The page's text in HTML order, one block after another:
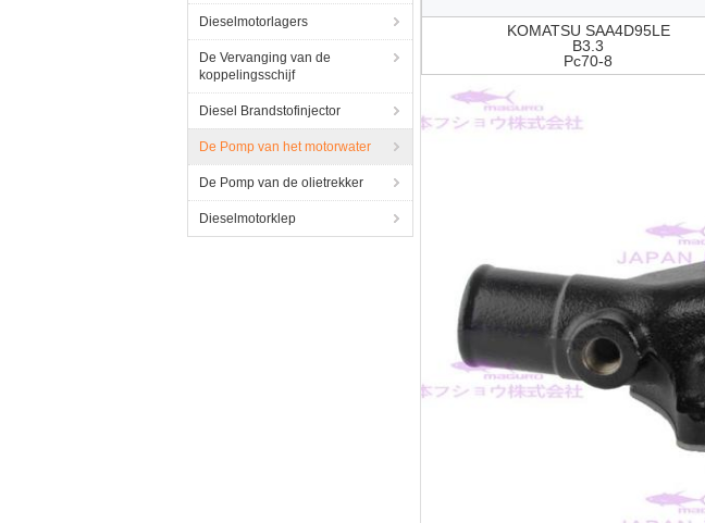
Dieselmotorlagers
De Vervanging van de
koppelingsschijf
Diesel Brandstofinjector
De Pomp van het motorwater
De Pomp van de olietrekker
Dieselmotorklep
KOMATSU SAA4D95LE
B3.3
Pc70-8